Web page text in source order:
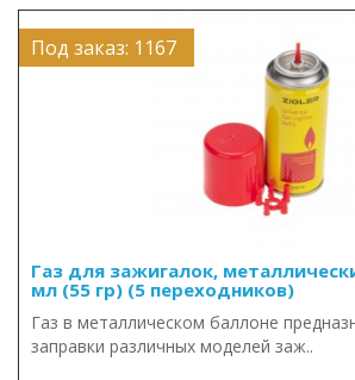
Под заказ: 1167
Газ для зажигалок,
мл (55 гр) (5 переходников)
Газ в металлическом баллоне
заправки различных моделей заж..